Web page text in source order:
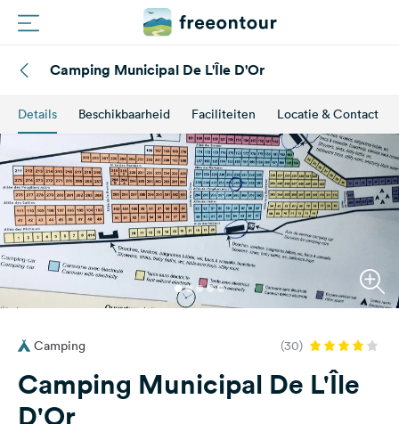
Routes
Campings
Magazine
Partners
Registreren
Inloggen
Vragen &
Feedback
Camping Municipal De L'Île D'Or
Details Beschikbaarheid Faciliteiten Locatie & Contact
Camping (30)
Camping Municipal De L'Île
D'Or